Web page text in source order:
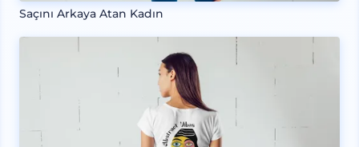
Saçını Arkaya Atan Kadın